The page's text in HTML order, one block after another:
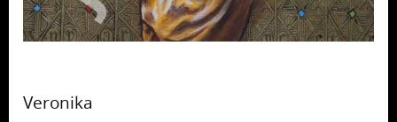
Veronika